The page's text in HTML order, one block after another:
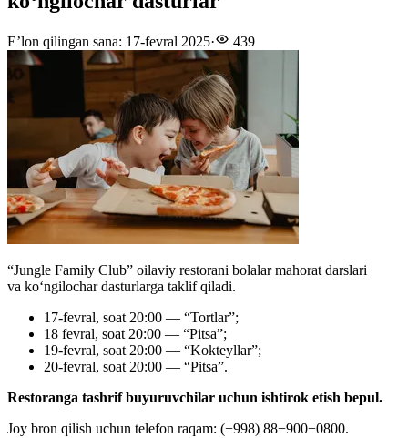
E’lon qilingan sana: 17-fevral 2025· 439
“Jungle Family Club” oilaviy restorani bolalar mahorat darslari
va koʻngilochar dasturlarga taklif qiladi.
17-fevral, soat 20:00 — “Tortlar”;
18 fevral, soat 20:00 — “Pitsa”;
19-fevral, soat 20:00 — “Kokteyllar”;
20-fevral, soat 20:00 — “Pitsa”.
Restoranga tashrif buyuruvchilar uchun ishtirok etish bepul.
Joy bron qilish uchun telefon raqam: (+998) 88−900−0800.